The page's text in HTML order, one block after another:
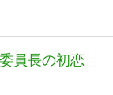
員長の初恋